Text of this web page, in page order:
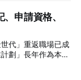
存款2.4% - 4.0%1
⭐ (極低)美國國庫
懂得用美股 App、
極低) 香港政府零售債券
，參賽者的背景更
各業的隱世歌王，
，這篇《中年好聲
季賽期、星級陣
區最地道的爆笑與
申請資格、
代」重返職場已成
劃」長年作為本港
2026 年最新優化